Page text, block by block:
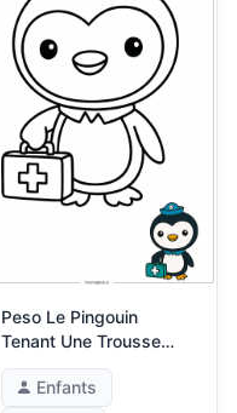
Peso Le Pingouin
Tenant Une Trousse
Médicale
Enfants